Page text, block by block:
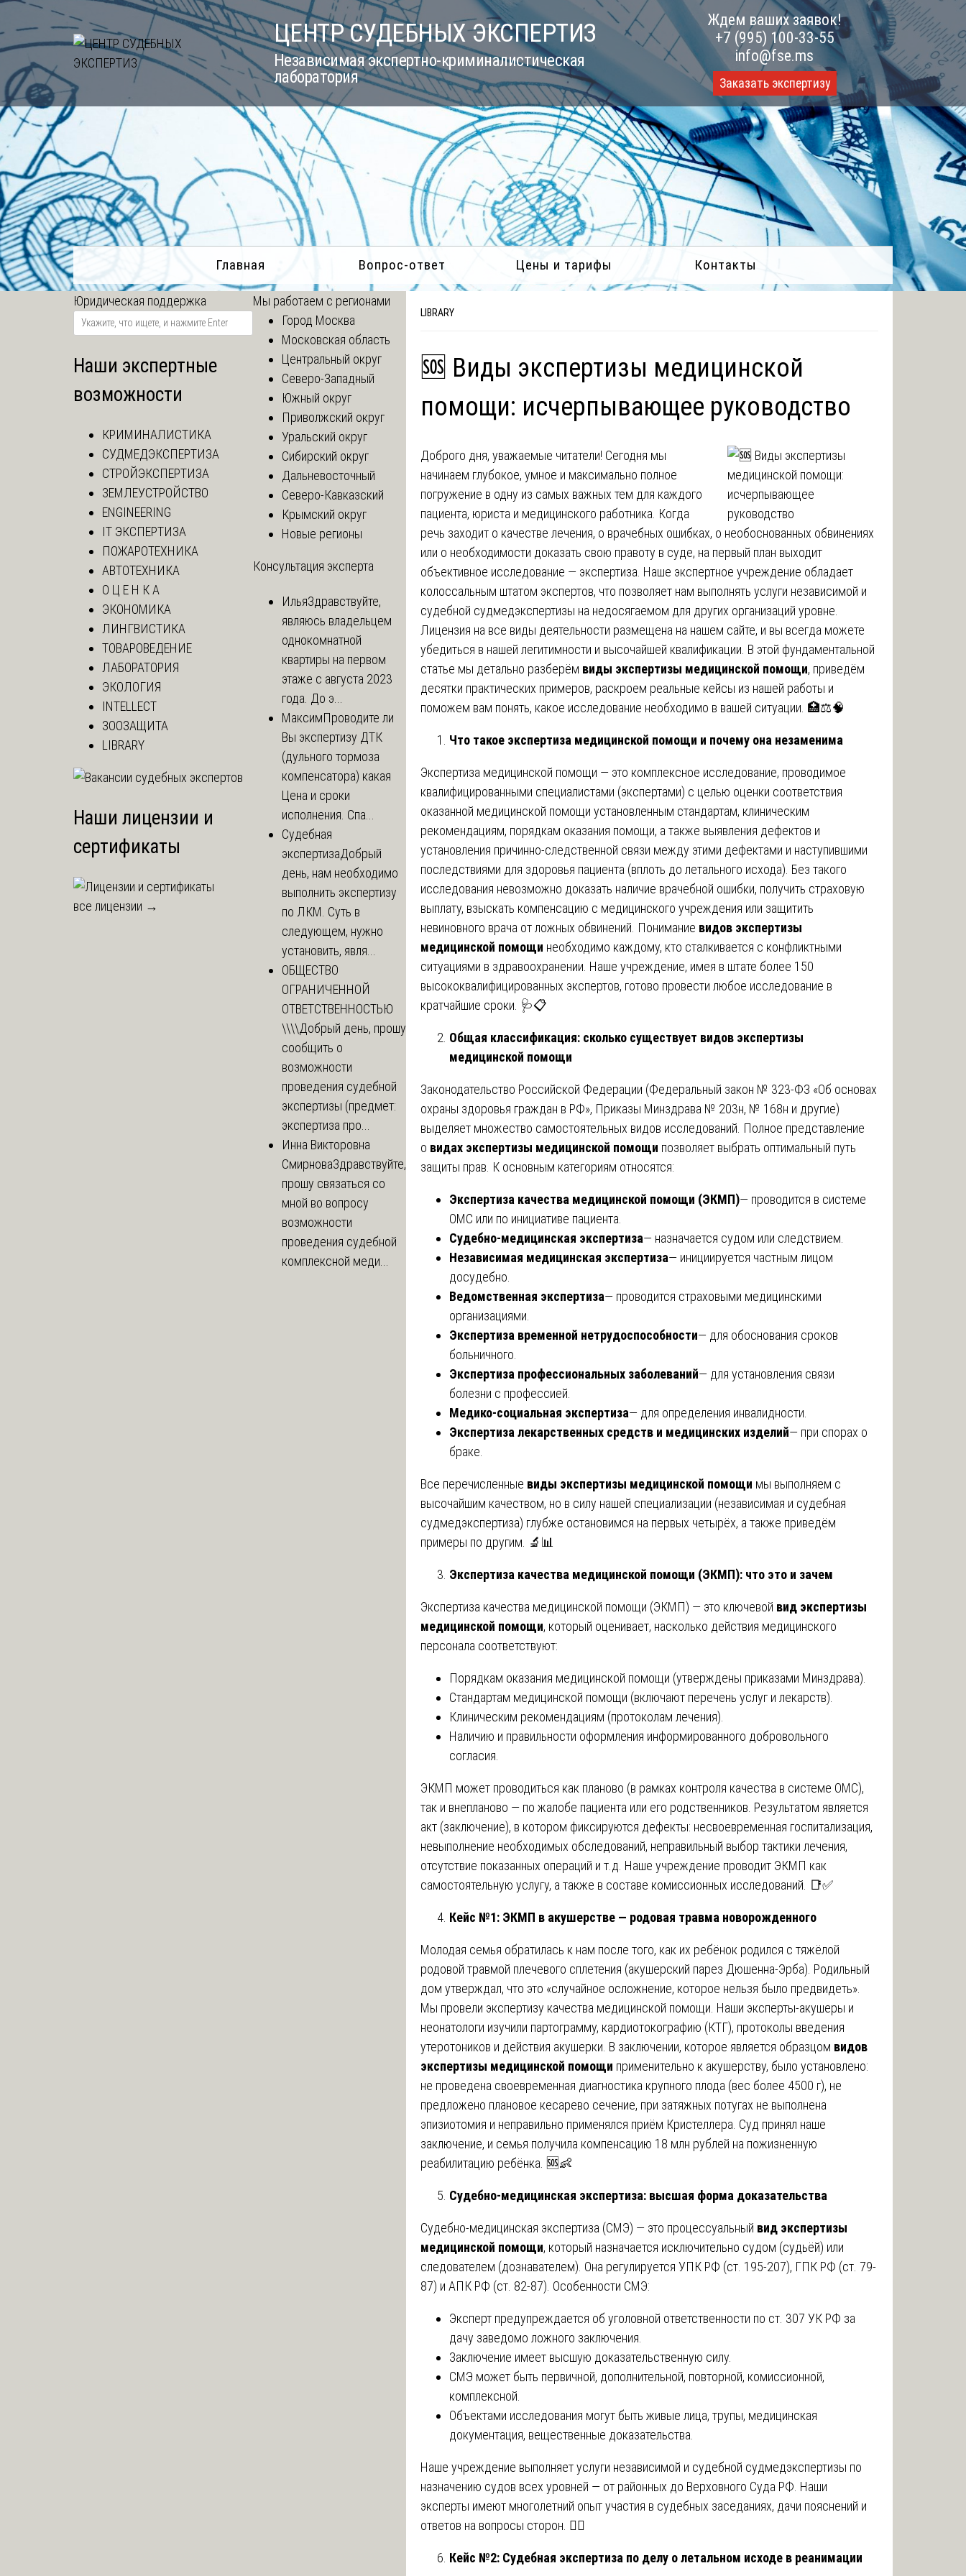
to
content
ЦЕНТР СУДЕБНЫХ ЭКСПЕРТИЗ
Независимая экспертно-криминалистическая
лаборатория
Ждем ваших заявок!
+7 (995) 100-33-55
info@fse.ms
Заказать экспертизу
Главная Вопрос-ответ Цены и тарифы Контакты
LIBRARY
🆘 Виды экспертизы медицинской
помощи: исчерпывающее руководство
Доброго дня, уважаемые читатели! Сегодня мы
начинаем глубокое, умное и максимально полное
погружение в одну из самых важных тем для каждого
пациента, юриста и медицинского работника. Когда
речь заходит о качестве лечения, о врачебных ошибках, о необоснованных обвинениях
или о необходимости доказать свою правоту в суде, на первый план выходит
объективное исследование — экспертиза. Наше экспертное учреждение обладает
колоссальным штатом экспертов, что позволяет нам выполнять услуги независимой и
судебной судмедэкспертизы на недосягаемом для других организаций уровне.
Лицензия на все виды деятельности размещена на нашем сайте, и вы всегда можете
убедиться в нашей легитимности и высочайшей квалификации. В этой фундаментальной
статье мы детально разберём виды экспертизы медицинской помощи, приведём
десятки практических примеров, раскроем реальные кейсы из нашей работы и
поможем вам понять, какое исследование необходимо в вашей ситуации. 🏥⚖️🧠
Что такое экспертиза медицинской помощи и почему она незаменима
Экспертиза медицинской помощи — это комплексное исследование, проводимое
квалифицированными специалистами (экспертами) с целью оценки соответствия
оказанной медицинской помощи установленным стандартам, клиническим
рекомендациям, порядкам оказания помощи, а также выявления дефектов и
установления причинно-следственной связи между этими дефектами и наступившими
последствиями для здоровья пациента (вплоть до летального исхода). Без такого
исследования невозможно доказать наличие врачебной ошибки, получить страховую
выплату, взыскать компенсацию с медицинского учреждения или защитить
невиновного врача от ложных обвинений. Понимание видов экспертизы
медицинской помощи необходимо каждому, кто сталкивается с конфликтными
ситуациями в здравоохранении. Наше учреждение, имея в штате более 150
высококвалифицированных экспертов, готово провести любое исследование в
кратчайшие сроки. 🩺📋
Общая классификация: сколько существует видов экспертизы
медицинской помощи
Законодательство Российской Федерации (Федеральный закон № 323-ФЗ «Об основах
охраны здоровья граждан в РФ», Приказы Минздрава № 203н, № 168н и другие)
выделяет множество самостоятельных видов исследований. Полное представление
о видах экспертизы медицинской помощи позволяет выбрать оптимальный путь
защиты прав. К основным категориям относятся:
Экспертиза качества медицинской помощи (ЭКМП)— проводится в системе
ОМС или по инициативе пациента.
Судебно-медицинская экспертиза— назначается судом или следствием.
Независимая медицинская экспертиза— инициируется частным лицом
досудебно.
Ведомственная экспертиза— проводится страховыми медицинскими
организациями.
Экспертиза временной нетрудоспособности— для обоснования сроков
больничного.
Экспертиза профессиональных заболеваний— для установления связи
болезни с профессией.
Медико-социальная экспертиза— для определения инвалидности.
Экспертиза лекарственных средств и медицинских изделий— при спорах о
браке.
Все перечисленные виды экспертизы медицинской помощи мы выполняем с
высочайшим качеством, но в силу нашей специализации (независимая и судебная
судмедэкспертиза) глубже остановимся на первых четырёх, а также приведём
примеры по другим. 🔬📊
Экспертиза качества медицинской помощи (ЭКМП): что это и зачем
Экспертиза качества медицинской помощи (ЭКМП) — это ключевой вид экспертизы
медицинской помощи, который оценивает, насколько действия медицинского
персонала соответствуют:
Порядкам оказания медицинской помощи (утверждены приказами Минздрава).
Стандартам медицинской помощи (включают перечень услуг и лекарств).
Клиническим рекомендациям (протоколам лечения).
Наличию и правильности оформления информированного добровольного
согласия.
ЭКМП может проводиться как планово (в рамках контроля качества в системе ОМС),
так и внепланово — по жалобе пациента или его родственников. Результатом является
акт (заключение), в котором фиксируются дефекты: несвоевременная госпитализация,
невыполнение необходимых обследований, неправильный выбор тактики лечения,
отсутствие показанных операций и т.д. Наше учреждение проводит ЭКМП как
самостоятельную услугу, а также в составе комиссионных исследований. 📑✅
Кейс №1: ЭКМП в акушерстве — родовая травма новорожденного
Молодая семья обратилась к нам после того, как их ребёнок родился с тяжёлой
родовой травмой плечевого сплетения (акушерский парез Дюшенна-Эрба). Родильный
дом утверждал, что это «случайное осложнение, которое нельзя было предвидеть».
Мы провели экспертизу качества медицинской помощи. Наши эксперты-акушеры и
неонатологи изучили партограмму, кардиотокографию (КТГ), протоколы введения
утеротоников и действия акушерки. В заключении, которое является образцом видов
экспертизы медицинской помощи применительно к акушерству, было установлено:
не проведена своевременная диагностика крупного плода (вес более 4500 г), не
предложено плановое кесарево сечение, при затяжных потугах не выполнена
эпизиотомия и неправильно применялся приём Кристеллера. Суд принял наше
заключение, и семья получила компенсацию 18 млн рублей на пожизненную
реабилитацию ребёнка. 🆘👶
Судебно-медицинская экспертиза: высшая форма доказательства
Судебно-медицинская экспертиза (СМЭ) — это процессуальный вид экспертизы
медицинской помощи, который назначается исключительно судом (судьёй) или
следователем (дознавателем). Она регулируется УПК РФ (ст. 195-207), ГПК РФ (ст. 79-
87) и АПК РФ (ст. 82-87). Особенности СМЭ:
Эксперт предупреждается об уголовной ответственности по ст. 307 УК РФ за
дачу заведомо ложного заключения.
Заключение имеет высшую доказательственную силу.
СМЭ может быть первичной, дополнительной, повторной, комиссионной,
комплексной.
Объектами исследования могут быть живые лица, трупы, медицинская
документация, вещественные доказательства.
Наше учреждение выполняет услуги независимой и судебной судмедэкспертизы по
назначению судов всех уровней — от районных до Верховного Суда РФ. Наши
эксперты имеют многолетний опыт участия в судебных заседаниях, дачи пояснений и
ответов на вопросы сторон. 🧑‍⚖️
Кейс №2: Судебная экспертиза по делу о летальном исходе в реанимации
Юридическая поддержка
Наши экспертные
возможности
КРИМИНАЛИСТИКА
СУДМЕДЭКСПЕРТИЗА
СТРОЙЭКСПЕРТИЗА
ЗЕМЛЕУСТРОЙСТВО
ENGINEERING
IT ЭКСПЕРТИЗА
ПОЖАРОТЕХНИКА
АВТОТЕХНИКА
О Ц Е Н К А
ЭКОНОМИКА
ЛИНГВИСТИКА
ТОВАРОВЕДЕНИЕ
ЛАБОРАТОРИЯ
ЭКОЛОГИЯ
INTELLECT
ЗООЗАЩИТА
LIBRARY
Наши лицензии и
сертификаты
все лицензии →
Мы работаем с регионами
Город Москва
Московская область
Центральный округ
Северо-Западный
Южный округ
Приволжский округ
Уральский округ
Сибирский округ
Дальневосточный
Северо-Кавказский
Крымский округ
Новые регионы
Консультация эксперта
ИльяЗдравствуйте,
являюсь владельцем
однокомнатной
квартиры на первом
этаже с августа 2023
года. До э...
МаксимПроводите ли
Вы экспертизу ДТК
(дульного тормоза
компенсатора) какая
Цена и сроки
исполнения. Спа...
Судебная
экспертизаДобрый
день, нам необходимо
выполнить экспертизу
по ЛКМ. Суть в
следующем, нужно
установить, явля...
ОБЩЕСТВО
ОГРАНИЧЕННОЙ
ОТВЕТСТВЕННОСТЬЮ
\\\\Добрый день, прошу
сообщить о
возможности
проведения судебной
экспертизы (предмет:
экспертиза про...
Инна Викторовна
СмирноваЗдравствуйте,
прошу связаться со
мной во вопросу
возможности
проведения судебной
комплексной меди...